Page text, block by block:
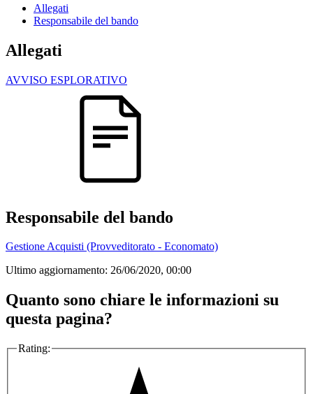
Allegati
Responsabile del bando
Allegati
AVVISO ESPLORATIVO
Responsabile del bando
Gestione Acquisti (Provveditorato - Economato)
Ultimo aggiornamento: 26/06/2020, 00:00
Quanto sono chiare le informazioni su
questa pagina?
Rating: